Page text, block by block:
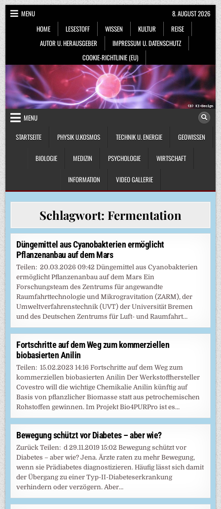
Skip
to
content
MENU
HOME
LESESTOFF WISSEN KULTUR
REISE
AUTOR U. HERAUSGEBER
IMPRESSUM U. DATENSCHUTZ
COOKIE-RICHTLINIE (EU)
8. AUGUST 2026
MENU
STARTSEITE
PHYSIK U.KOSMOS TECHNIK U. ENERGIE GEOWISSEN
BIOLOGIE MEDIZIN PSYCHOLOGIE WIRTSCHAFT
INFORMATION VIDEO GALLERIE
Schlagwort: Fermentation
Düngemittel aus Cyanobakterien ermöglicht
Pflanzenanbau auf dem Mars
Teilen: 20.03.2026 09:42 Düngemittel aus Cyanobakterien
ermöglicht Pflanzenanbau auf dem Mars Ein
Forschungsteam des Zentrums für angewandte
Raumfahrttechnologie und Mikrogravitation (ZARM), der
Umweltverfahrenstechnik (UVT) der Universität Bremen
und des Deutschen Zentrums für Luft- und Raumfahrt…
Fortschritte auf dem Weg zum kommerziellen
biobasierten Anilin
Teilen: 15.02.2023 14:16 Fortschritte auf dem Weg zum
kommerziellen biobasierten Anilin Der Werkstoffhersteller
Covestro will die wichtige Chemikalie Anilin künftig auf
Basis von pflanzlicher Biomasse statt aus petrochemischen
Rohstoffen gewinnen. Im Projekt Bio4PURPro ist es…
Bewegung schützt vor Diabetes – aber wie?
Zurück Teilen: d 29.11.2019 15:02 Bewegung schützt vor
Diabetes – aber wie? Jena. Ärzte raten zu mehr Bewegung,
wenn sie Prädiabetes diagnostizieren. Häufig lässt sich damit
der Übergang zu einer Typ-II-Diabeteserkrankung
verhindern oder verzögern. Aber…